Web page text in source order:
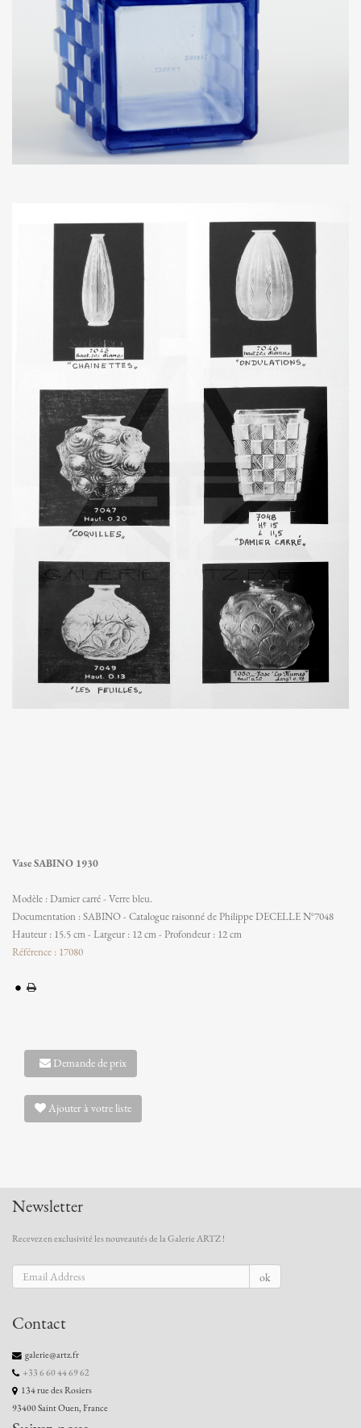
Vase SABINO 1930
Modèle : Damier carré - Verre bleu.
Documentation : SABINO - Catalogue raisonné de Philippe DECELLE N°7048
Hauteur : 15.5 cm - Largeur : 12 cm - Profondeur : 12 cm
Référence : 17080
Demande de prix
Ajouter à votre liste
Newsletter
Recevez en exclusivité les nouveautés de la Galerie ARTZ !
ok
Contact
galerie@artz.fr
+33 6 60 44 69 62
134 rue des Rosiers
93400 Saint Ouen, France